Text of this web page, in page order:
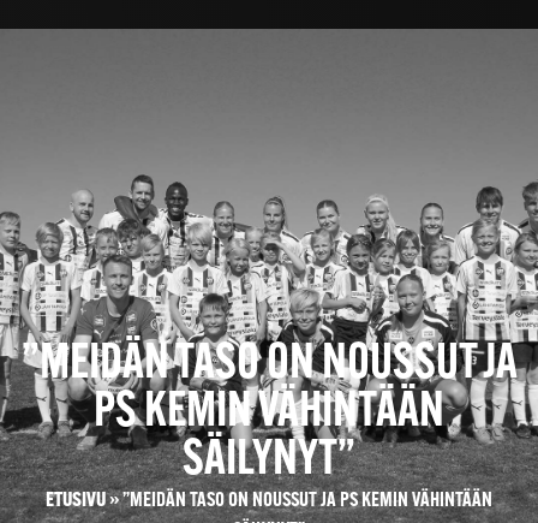
”MEIDÄN TASO ON NOUSSUT JA
PS KEMIN VÄHINTÄÄN
SÄILYNYT”
ETUSIVU»”MEIDÄN TASO ON NOUSSUT JA PS KEMIN VÄHINTÄÄN